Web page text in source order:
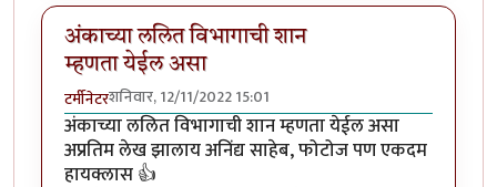
अंकाच्या ललित विभागाची शान
म्हणता येईल असा
टर्मीनेटरशनिवार, 12/11/2022 15:01
अंकाच्या ललित विभागाची शान म्हणता येईल असा
अप्रतिम लेख झालाय अनिंद्य साहेब, फोटोज पण एकदम
हायक्लास 👍